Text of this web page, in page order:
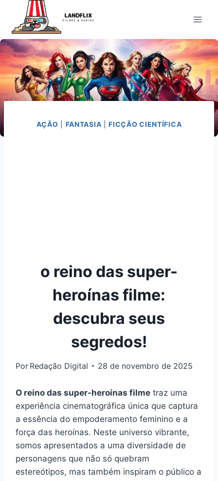
Conteúdo
AÇÃO FANTASIA |FICÇÃO CIENTÍFICA
o reino das super-
heroínas filme:
descubra seus
segredos!
Por Redação Digital 28 de novembro de 2025
O reino das super-heroínas filme traz uma
experiência cinematográfica única que captura
a essência do empoderamento feminino e a
força das heroínas. Neste universo vibrante,
somos apresentados a uma diversidade de
personagens que não só quebram
estereótipos, mas também inspiram o público a